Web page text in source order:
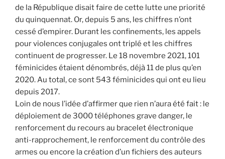
de la République disait faire de cette lutte une priorité
du quinquennat. Or, depuis 5 ans, les chiffres n’ont
cessé d’empirer. Durant les confinements, les appels
pour violences conjugales ont triplé et les chiffres
continuent de progresser. Le 18 novembre 2021, 101
féminicides étaient dénombrés, déjà 11 de plus qu’en
2020. Au total, ce sont 543 féminicides qui ont eu lieu
depuis 2017.
Loin de nous l’idée d’affirmer que rien n’aura été fait : le
déploiement de 3000 téléphones grave danger, le
renforcement du recours au bracelet électronique
anti-rapprochement, le renforcement du contrôle des
armes ou encore la création d’un fichiers des auteurs